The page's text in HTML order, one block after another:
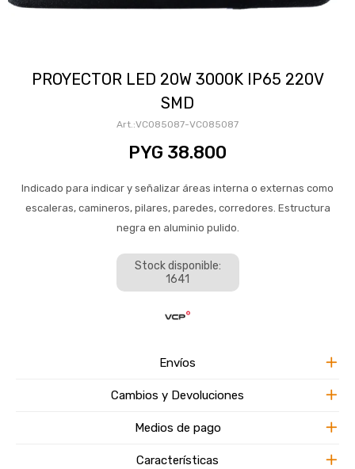
PROYECTOR LED 20W 3000K IP65 220V
SMD
VC085087-VC085087
PYG 38.800
Indicado para indicar y señalizar áreas interna o externas como
escaleras, camineros, pilares, paredes, corredores. Estructura
negra en aluminio pulido.
Stock disponible:
1641
Envíos
Cambios y Devoluciones
Medios de pago
Características